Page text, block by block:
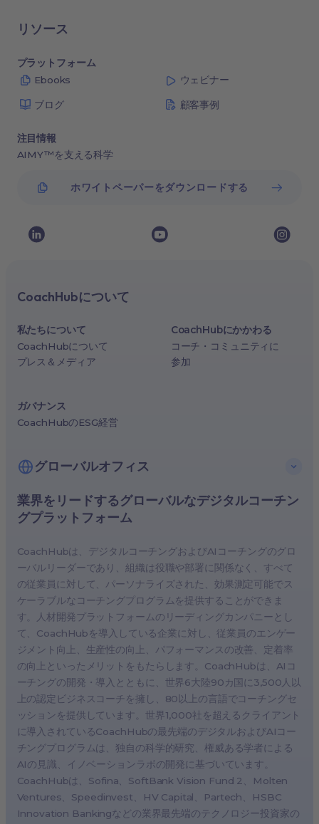
リソース
プラットフォーム
Ebooks
ウェビナー
ブログ 顧客事例
注目情報
AIMY™を支える科学
ホワイトペーパーをダウンロードする
業界をリードするグローバルなデジタルコーチン
グプラットフォーム
CoachHubは、デジタルコーチングおよびAIコーチングのグロ
ーバルリーダーであり、組織は役職や部署に関係なく、すべて
の従業員に対して、パーソナライズされた、効果測定可能でス
ケーラブルなコーチングプログラムを提供することができま
す。人材開発プラットフォームのリーディングカンパニーとし
て、CoachHubを導入している企業に対し、従業員のエンゲー
ジメント向上、生産性の向上、パフォーマンスの改善、定着率
の向上といったメリットをもたらします。CoachHubは、AIコ
ーチングの開発・導入とともに、世界6大陸90カ国に3,500人以
上の認定ビジネスコーチを擁し、80以上の言語でコーチングセ
ッションを提供しています。世界1,000社を超えるクライアント
に導入されているCoachHubの最先端のデジタルおよびAIコー
チングプログラムは、独自の科学的研究、権威ある学者による
AIの見識、イノベーションラボの開発に基づいています。
CoachHubは、Sofina、SoftBank Vision Fund 2、Molten
Ventures、Speedinvest、HV Capital、Partech、HSBC
Innovation Bankingなどの業界最先端のテクノロジー投資家の
CoachHubについて
私たちについて
CoachHubについて
プレス＆メディア
CoachHubにかかわる
コーチ・コミュニティに
参加
ガバナンス
CoachHubのESG経営
グローバルオフィス
米国、ニューヨーク
ドイツ、ベルリン
英国、ロンドン
フランス、パリ
オーストラリア、メルボルン
オランダ、アムステルダム
ミラノ、ローマ
スペイン、マドリード
スウェーデン、ストックホルム
オーストリア、ウィーン
デンマーク、コペンハーゲン
ベルギー、ブリュッセル
ポルトガル、リスボン
東京、日本
ケープタウン、南アフリカ